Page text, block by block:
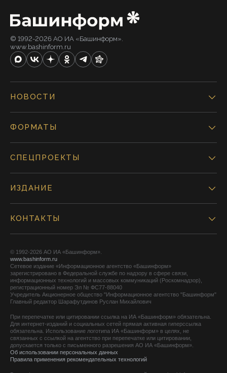
© 1992-2026 АО ИА «Башинформ».
www.bashinform.ru
НОВОСТИ
ФОРМАТЫ
СПЕЦПРОЕКТЫ
ИЗДАНИЕ
КОНТАКТЫ
© 1992-2026 АО ИА «Башинформ».
www.bashinform.ru
Сетевое издание «Информационное агентство «Башинформ»
зарегистрировано в Федеральной службе по надзору в сфере связи,
информационных технологий и массовых коммуникаций (Роскомнадзор),
регистрационный номер Эл № ФС77-88040
Учредитель Акционерное общество "Информационное агентство "Башинформ"
Главный редактор Шарафутдинов Руслан Михайлович
При перепечатке или цитировании ссылка на ИА «Башинформ» обязательна.
Для интернет-изданий и социальных сетей прямая активная гиперссылка
обязательна. Использование логотипа ИА «Башинформ» в целях, не
связанных с ссылкой на агентство при перепечатке или цитировании,
допускается только с письменного разрешения АО ИА «Башинформ».
Об использовании персональных данных
Правила применения рекомендательных технологий